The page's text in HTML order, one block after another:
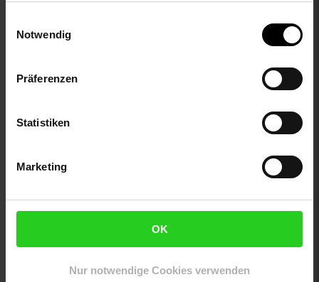
Notwendig
Präferenzen
Statistiken
Marketing
OK
Nur notwendige Cookies verwenden
ay-material-eigenschaften: Synthetik
ay-schuh-acc material: Weiteres Material
ay-sondergroessen_produktebene: keine Angabe
fuellung: 100% not_applicable
innen_material_einsatz: 100% not_applicable
material: 100% Synthetik
material-futter-aermel: 100% not_applicable
material-futter-innenjacke: 100% not_applicable
material-kunstfellkragen: 100% not_applicable